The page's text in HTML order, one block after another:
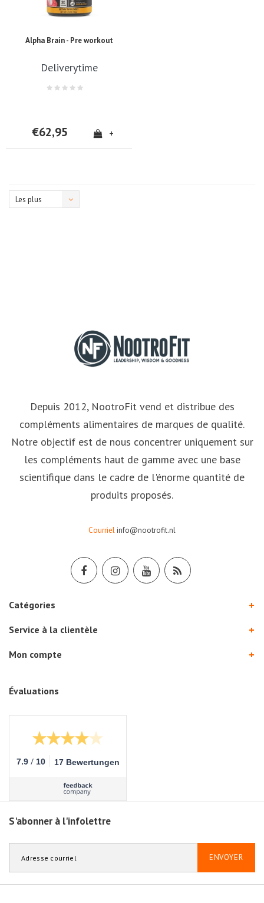
Alpha Brain - Pre workout
Deliverytime
€62,95 +
Les plus
Depuis 2012, NootroFit vend et distribue des
compléments alimentaires de marques de qualité.
Notre objectif est de nous concentrer uniquement sur
les compléments haut de gamme avec une base
scientifique dans le cadre de l'énorme quantité de
produits proposés.
Courrielinfo@nootrofit.nl
Catégories
Service à la clientèle
Mon compte
Évaluations
7.9 / 10 17 Bewertungen
S'abonner à l'infolettre
ENVOYER